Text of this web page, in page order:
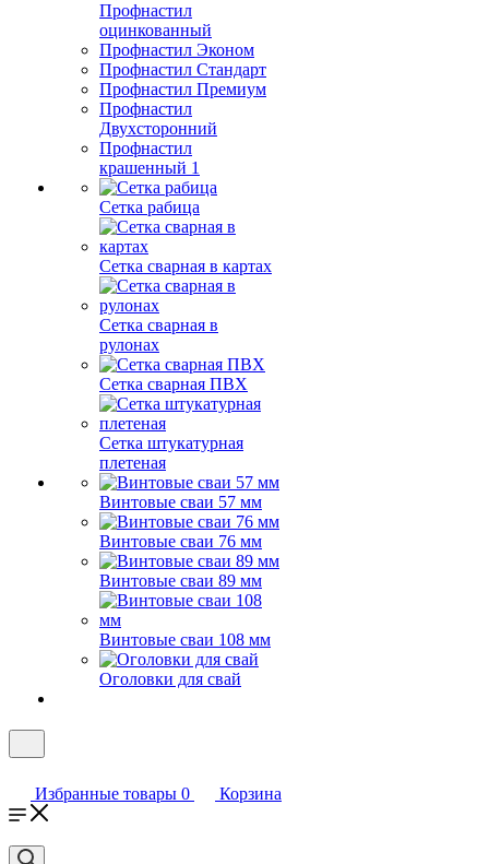
Профнастил
оцинкованный
Профнастил Эконом
Профнастил Стандарт
Профнастил Премиум
Профнастил
Двухсторонний
Профнастил
крашенный 1
Сетка рабица
Сетка сварная в картах
Сетка сварная в
рулонах
Сетка сварная ПВХ
Сетка штукатурная
плетеная
Винтовые сваи 57 мм
Винтовые сваи 76 мм
Винтовые сваи 89 мм
Винтовые сваи 108 мм
Оголовки для свай
Избранные товары 0 Корзина